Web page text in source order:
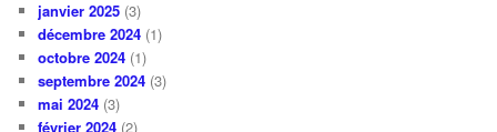
janvier 2025 (3)
décembre 2024 (1)
octobre 2024 (1)
septembre 2024 (3)
mai 2024 (3)
février 2024 (2)